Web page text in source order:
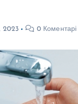
2023 0 Коментарі